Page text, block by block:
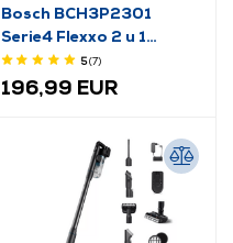
Bosch BCH3P2301
Serie4 Flexxo 2 u 1
bežični usisavač
5(7)
196,99 EUR